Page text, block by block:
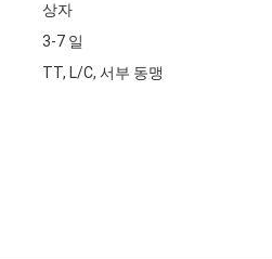
상자
3-7 일
TT, L/C, 서부 동맹